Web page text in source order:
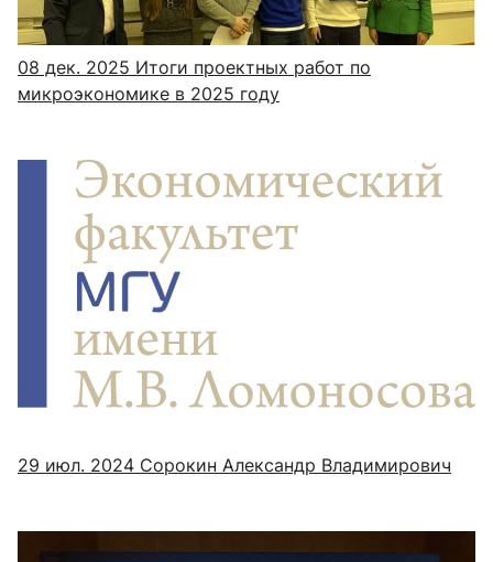
08 дек. 2025 Итоги проектных работ по
микроэкономике в 2025 году
29 июл. 2024 Сорокин Александр Владимирович